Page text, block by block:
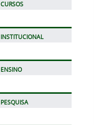
CURSOS
INSTITUCIONAL
ENSINO
PESQUISA